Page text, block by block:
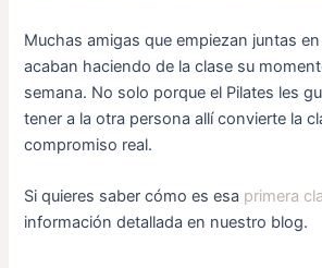
Muchas amigas que empiezan juntas en
acaban haciendo de la clase su
semana. No solo porque el Pilates les
tener a la otra persona allí convierte la
compromiso real.
Si quieres saber cómo es esa primera
información detallada en nuestro blog.